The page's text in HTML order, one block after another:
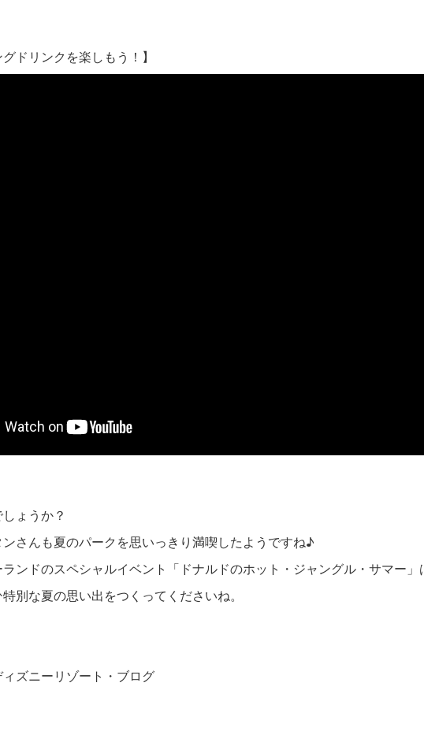
グドリンクを楽しもう！】
ょうか？
ンさんも夏のパークを思いっきり満喫したようですね♪
ンドのスペシャルイベント「ドナルドのホット・ジャングル・サマー」
別な夏の思い出をつくってくださいね。
ィズニーリゾート・ブログ